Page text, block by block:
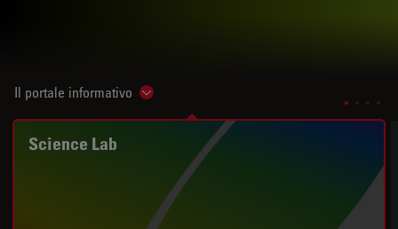
Il portale informativo Show subnavigation
Science Lab